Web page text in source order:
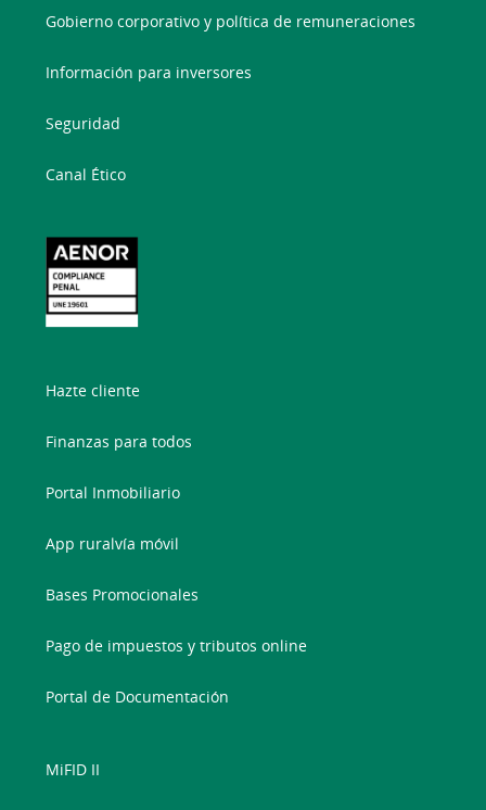
Gobierno corporativo y política de remuneraciones
Información para inversores
Seguridad
Canal Ético
Hazte cliente
Finanzas para todos
Portal Inmobiliario
App ruralvía móvil
Bases Promocionales
Pago de impuestos y tributos online
Portal de Documentación
MiFID II